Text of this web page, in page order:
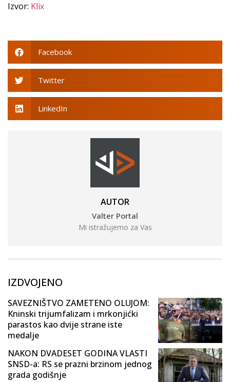
Izvor: Klix
Facebook
Twitter
LinkedIn
AUTOR
Valter Portal
Mi istražujemo za Vas
IZDVOJENO
SAVEZNIŠTVO ZAMETENO OLUJOM:
Kninski trijumfalizam i mrkonjićki
parastos kao dvije strane iste
medalje
NAKON DVADESET GODINA VLASTI
SNSD-a: RS se prazni brzinom jednog
grada godišnje